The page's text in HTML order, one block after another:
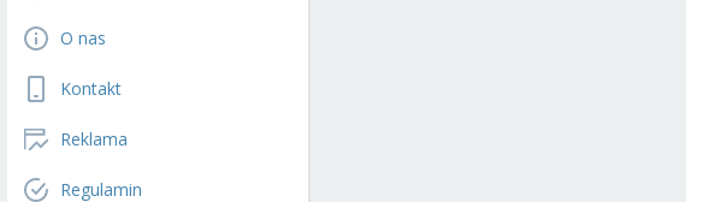
O nas
Kontakt
Reklama
Regulamin